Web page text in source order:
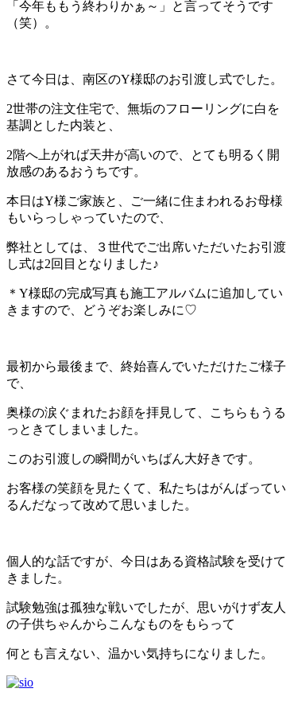
「今年ももう終わりかぁ～」と言ってそうです
（笑）。
さて今日は、南区のY様邸のお引渡し式でした。
2世帯の注文住宅で、無垢のフローリングに白を
基調とした内装と、
2階へ上がれば天井が高いので、とても明るく開
放感のあるおうちです。
本日はY様ご家族と、ご一緒に住まわれるお母様
もいらっしゃっていたので、
弊社としては、３世代でご出席いただいたお引渡
し式は2回目となりました♪
＊Y様邸の完成写真も施工アルバムに追加してい
きますので、どうぞお楽しみに♡
最初から最後まで、終始喜んでいただけたご様子
で、
奥様の涙ぐまれたお顔を拝見して、こちらもうる
っときてしまいました。
このお引渡しの瞬間がいちばん大好きです。
お客様の笑顔を見たくて、私たちはがんばってい
るんだなって改めて思いました。
個人的な話ですが、今日はある資格試験を受けて
きました。
試験勉強は孤独な戦いでしたが、思いがけず友人
の子供ちゃんからこんなものをもらって
何とも言えない、温かい気持ちになりました。